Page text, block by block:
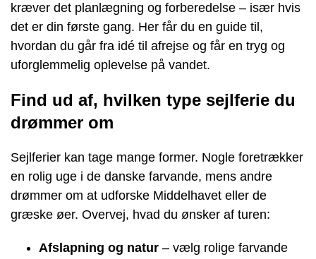
kræver det planlægning og forberedelse – især hvis
det er din første gang. Her får du en guide til,
hvordan du går fra idé til afrejse og får en tryg og
uforglemmelig oplevelse på vandet.
Find ud af, hvilken type sejlferie du
drømmer om
Sejlferier kan tage mange former. Nogle foretrækker
en rolig uge i de danske farvande, mens andre
drømmer om at udforske Middelhavet eller de
græske øer. Overvej, hvad du ønsker af turen:
Afslapning og natur – vælg rolige farvande